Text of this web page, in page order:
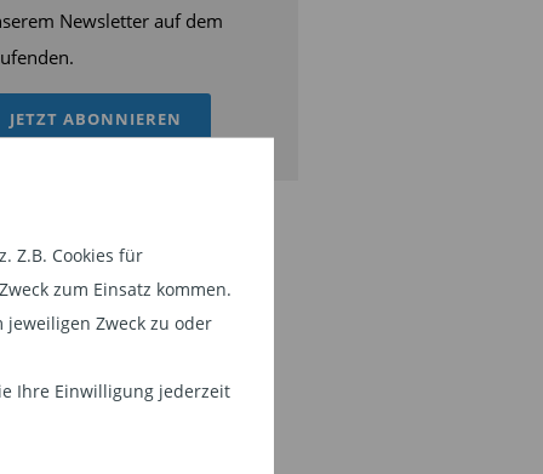
Z.B. Cookies für
zum Einsatz kommen.
Zweck zu oder
Ihre Einwilligung jederzeit
Newsletter auf dem
JETZT ABONNIEREN